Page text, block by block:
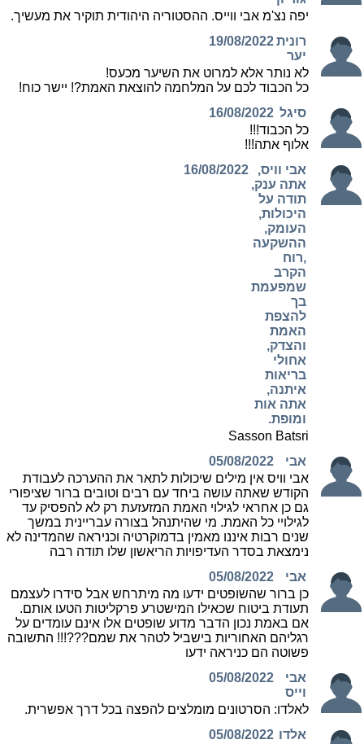
יפה נצ'מ אבי ווייס. ההסטוריה היהודית תוקיר את מעשיך.
רונית
יער
19/08/2022
לא נותר אלא למרוט את השיער מכעס!
כל הכבוד לכם על המלחמה להוצאת האמת?! יישר כוח!
סיגל 16/08/2022
כל הכבוד!!!
אלוף אתה!!!
אבי וויס,
אתה ענק,
תודה על
היכולות,
העומק,
ההשקעה
,רוח
הקרב
שמפעמת
בך
להצפת
האמת
והצדק,
אחולי
בריאות
איתנה,
אתה אות
ומופת.
16/08/2022
Sasson Batsri
אבי
05/08/2022
אבי וויס אין מילים שיכולות לתאר את ההערכה לעבודת
הקודש שאתה עושה ביחד עם רבים וטובים ברור שציפורי
גם כן אחראי לגילוי האמת המזעזעת רק לא להפסיק עד
לגילויי כל האמת. מי שהיתנהל בצורה עבריינית במשך
שנים רבות איננו מאמין בדמוקרטיה וכניראה שהמדינה לא
נימצאת בסדר העדיפויות הריאשון שלו תודה רבה
אבי
05/08/2022
כן ברור שהשופטים ידעו מה מיתרחש אבל סידרו לעצמם
תעודת ביטוח שכאילו המישטרע פרקליטות הטעו אותם.
אם באמת נכון הדבר מדוע שופטים אלו אינם עומדים על
רגליהם האחוריות בישביל לטהר את שמם???!!! התשובה
פשוטה הם כניראה ידעו
אבי
וייס
05/08/2022
לאלדו: הסרטונים מומלצים להפצה בכל דרך אפשרית.
אלדו 05/08/2022